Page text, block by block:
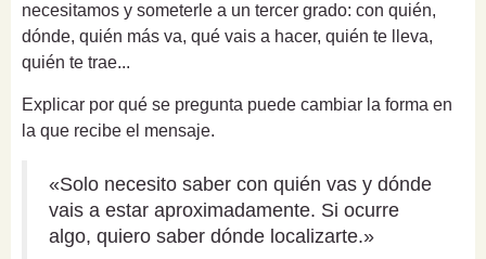
necesitamos y someterle a un tercer grado: con quién,
dónde, quién más va, qué vais a hacer, quién te lleva,
quién te trae...
Explicar por qué se pregunta puede cambiar la forma en
la que recibe el mensaje.
«Solo necesito saber con quién vas y dónde
vais a estar aproximadamente. Si ocurre
algo, quiero saber dónde localizarte.»